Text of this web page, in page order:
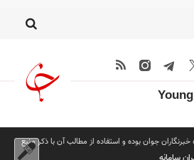
جوان بوده و استفاده از مطالب آن با ذکر منبع